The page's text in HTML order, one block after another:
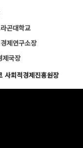
곤대학교
제연구소장
국장
사회적경제진흥원장